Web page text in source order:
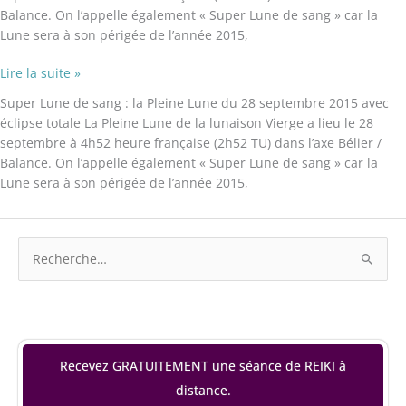
Balance. On l’appelle également « Super Lune de sang » car la
Lune sera à son périgée de l’année 2015,
Lire la suite »
Super Lune de sang : la Pleine Lune du 28 septembre 2015 avec
éclipse totale La Pleine Lune de la lunaison Vierge a lieu le 28
septembre à 4h52 heure française (2h52 TU) dans l’axe Bélier /
Balance. On l’appelle également « Super Lune de sang » car la
Lune sera à son périgée de l’année 2015,
e
Recevez GRATUITEMENT une séance de REIKI à
distance.